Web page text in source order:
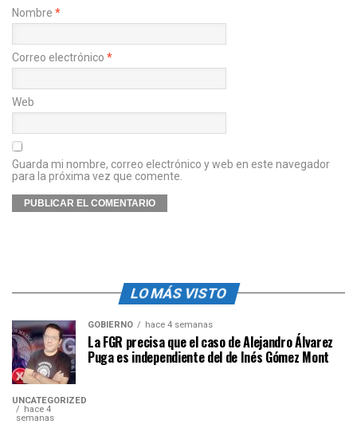
Nombre *
Correo electrónico *
Web
Guarda mi nombre, correo electrónico y web en este navegador
para la próxima vez que comente.
LO MÁS VISTO
GOBIERNO hace 4 semanas
La FGR precisa que el caso de Alejandro Álvarez
Puga es independiente del de Inés Gómez Mont
UNCATEGORIZED
hace 4
semanas